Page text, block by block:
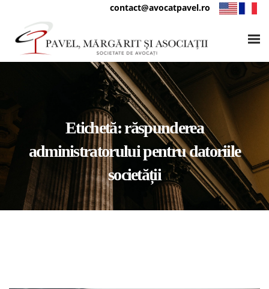
contact@avocatpavel.ro
Etichetă:răspunderea
administratorului pentru datoriile
societății